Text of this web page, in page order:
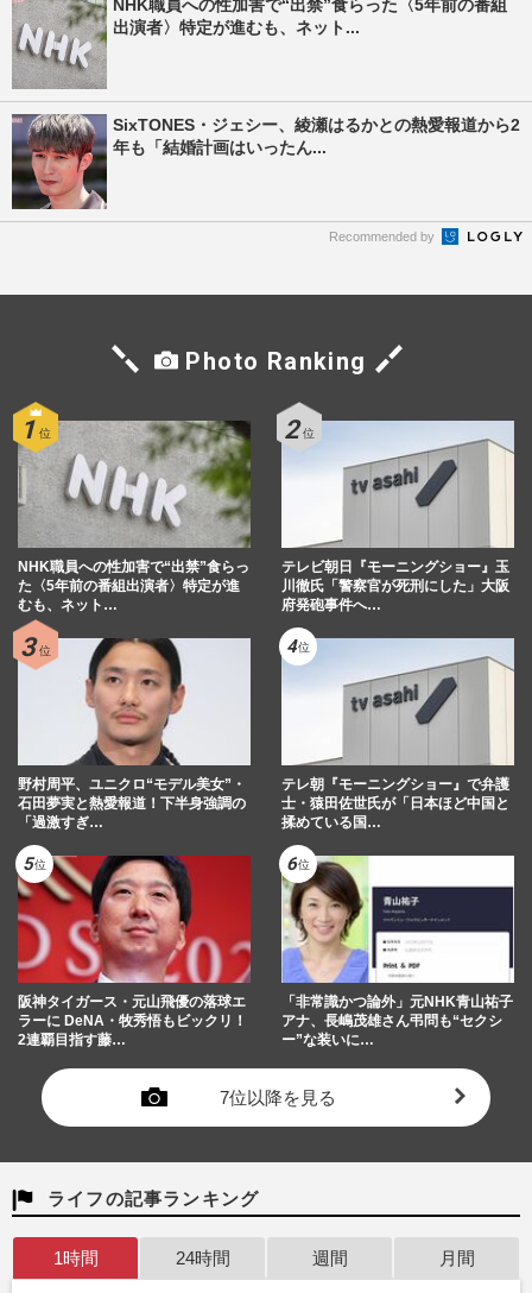
NHK職員への性加害で“出禁”食らった〈5年前の番組
出演者〉特定が進むも、ネット...
SixTONES・ジェシー、綾瀬はるかとの熱愛報道から2
年も「結婚計画はいったん...
Recommended by
Photo Ranking
NHK職員への性加害で“出禁”食らっ
た〈5年前の番組出演者〉特定が進
むも、ネット…
テレビ朝日『モーニングショー』玉
川徹氏「警察官が死刑にした」大阪
府発砲事件へ…
野村周平、ユニクロ“モデル美女”・
石田夢実と熱愛報道！下半身強調の
「過激すぎ…
テレ朝『モーニングショー』で弁護
士・猿田佐世氏が「日本ほど中国と
揉めている国…
阪神タイガース・元山飛優の落球エ
ラーに DeNA・牧秀悟もビックリ！
2連覇目指す藤…
「非常識かつ論外」元NHK青山祐子
アナ、長嶋茂雄さん弔問も“セクシ
ー”な装いに…
7位以降を見る
ライフの記事ランキング
1時間 24時間 週間 月間